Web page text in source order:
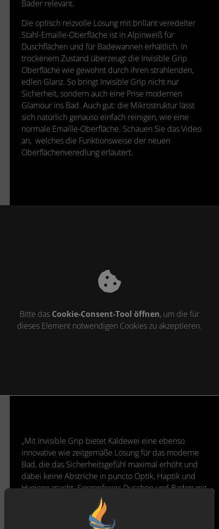
Bäder relevant.
Die optisch reizvolle Lösung mit brillant veredelter
Stahl-Emaille-Oberfläche ist in Alpinweiß für
Duschflächen und für Badewannen erhältlich. In
trockenem Zustand überzeugt die Invisible Grip
Oberfläche wie gewohnt durch ihren strahlenden,
edlen Glanz. So bringt Invisible Grip nicht nur
Sicherheit, sondern auch eine Prise modernen
Glamour ins Bad. Auch gut: die Mikrostruktur lässt
sich natürlich genauso einfach reinigen, wie eine
normale Emaille-Oberfläche. Schauen Sie das Video
an, welches die Funktionsweise der neuen
Oberflächenveredlung erläutert.
Bitte das Cookie-Consent-Tool öffnen, um die für
dieses Element notwendigen Cookies zu akzeptieren.
„Mit Invisible Grip bietet Kaldewei eine ebenso
innovative wie zeitgemäße Lösung für das moderne
Bad, die das Sicherheitsgefühl maximal erhöht und
dabei keine Abstriche in puncto Optik, Haptik und
Hygiene macht. Sorgenfreies Duschen und Baden mit
ästhetischem Anspruch werden so zur alltäglichen
Normalität“, sagt Yvonne Piu, Leiterin des Global
Marketings bei Kaldewei.